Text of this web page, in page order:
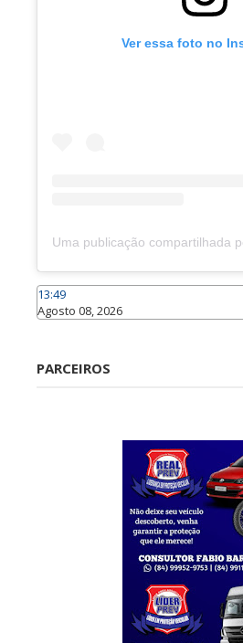
Ver essa foto no
13:49
Agosto 08, 2026
PARCEIROS